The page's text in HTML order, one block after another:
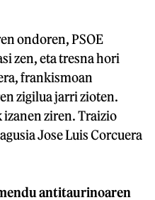
ondoren, PSOE
zen, eta tresna hori
frankismoan
zigilua jarri zioten.
izanen ziren. Traizio
Jose Luis Corcuera
antitaurinoaren